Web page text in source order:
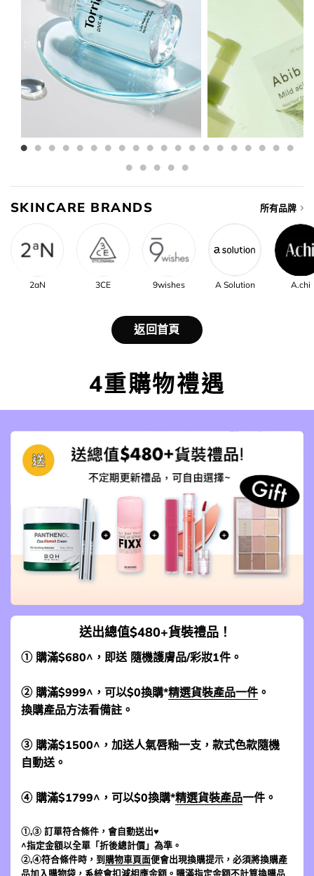
SKINCARE BRANDS 所有品牌
2aN 3CE 9wishes A Solution A.chi
返回首頁
4重購物禮遇
送出總值$480+貨裝禮品！
① 購滿$680^，即送 隨機護膚品/彩妝1件。
② 購滿$999^，可以$0換購*精選貨裝產品一件 。
換購產品方法看備註。
③ 購滿$1500^，加送人氣唇釉一支，款式色款隨機
自動送。
④ 購滿$1799^，可以$0換購*精選貨裝產品一件。
①,③ 訂單符合條件，會自動送出♥
^指定金額以全單「折後總計價」為準。
②,④符合條件時，到 購物車頁面便會出現換購提示，必須將換購產
品加入購物袋，系統會扣減相應金額。購滿指定金額不計算換購品